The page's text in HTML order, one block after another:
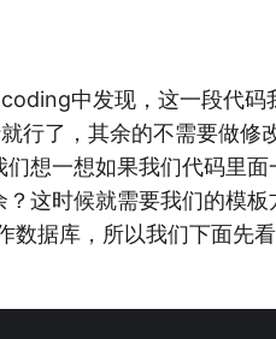
中发现，这一段代码
行了，其余的不需要做修
想一想如果我们代码里面
这时候就需要我们的模板
数据库，所以我们下面先